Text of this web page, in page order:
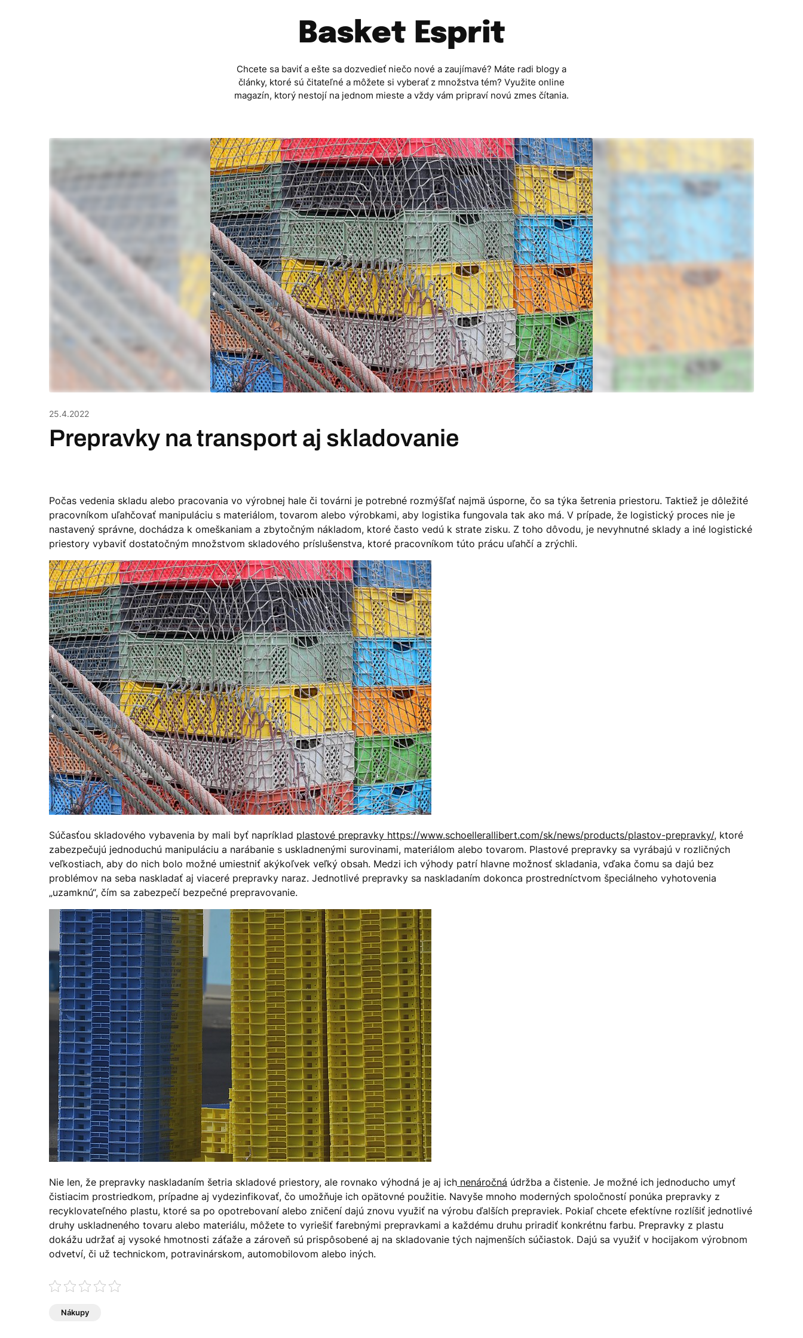
Basket Esprit
Chcete sa baviť a ešte sa dozvedieť niečo nové a zaujímavé? Máte radi blogy a
články, ktoré sú čitateľné a môžete si vyberať z množstva tém? Využite online
magazín, ktorý nestojí na jednom mieste a vždy vám pripraví novú zmes čítania.
25.4.2022
Prepravky na transport aj skladovanie
Počas vedenia skladu alebo pracovania vo výrobnej hale či továrni je potrebné rozmýšľať najmä úsporne, čo sa týka šetrenia priestoru. Taktiež je dôležité
pracovníkom uľahčovať manipuláciu s materiálom, tovarom alebo výrobkami, aby logistika fungovala tak ako má. V prípade, že logistický proces nie je
nastavený správne, dochádza k omeškaniam a zbytočným nákladom, ktoré často vedú k strate zisku. Z toho dôvodu, je nevyhnutné sklady a iné logistické
priestory vybaviť dostatočným množstvom skladového príslušenstva, ktoré pracovníkom túto prácu uľahčí a zrýchli.
Súčasťou skladového vybavenia by mali byť napríklad plastové prepravky https://www.schoellerallibert.com/sk/news/products/plastov-prepravky/, ktoré
zabezpečujú jednoduchú manipuláciu a narábanie s uskladnenými surovinami, materiálom alebo tovarom. Plastové prepravky sa vyrábajú v rozličných
veľkostiach, aby do nich bolo možné umiestniť akýkoľvek veľký obsah. Medzi ich výhody patrí hlavne možnosť skladania, vďaka čomu sa dajú bez
problémov na seba naskladať aj viaceré prepravky naraz. Jednotlivé prepravky sa naskladaním dokonca prostredníctvom špeciálneho vyhotovenia
„uzamknú“, čím sa zabezpečí bezpečné prepravovanie.
Nie len, že prepravky naskladaním šetria skladové priestory, ale rovnako výhodná je aj ich nenáročná údržba a čistenie. Je možné ich jednoducho umyť
čistiacim prostriedkom, prípadne aj vydezinfikovať, čo umožňuje ich opätovné použitie. Navyše mnoho moderných spoločností ponúka prepravky z
recyklovateľného plastu, ktoré sa po opotrebovaní alebo zničení dajú znovu využiť na výrobu ďalších prepraviek. Pokiaľ chcete efektívne rozlíšiť jednotlivé
druhy uskladneného tovaru alebo materiálu, môžete to vyriešiť farebnými prepravkami a každému druhu priradiť konkrétnu farbu. Prepravky z plastu
dokážu udržať aj vysoké hmotnosti záťaže a zároveň sú prispôsobené aj na skladovanie tých najmenších súčiastok. Dajú sa využiť v hocijakom výrobnom
odvetví, či už technickom, potravinárskom, automobilovom alebo iných.
Nákupy